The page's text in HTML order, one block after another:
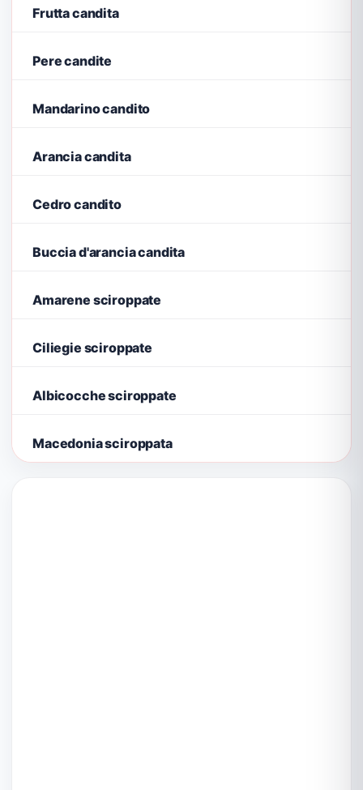
Frutta candita
Pere candite
Mandarino candito
Arancia candita
Cedro candito
Buccia d'arancia candita
Amarene sciroppate
Ciliegie sciroppate
Albicocche sciroppate
Macedonia sciroppata